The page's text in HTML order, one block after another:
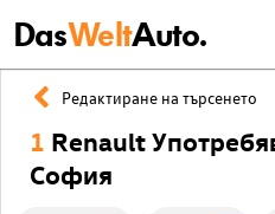
DasWeltAuto.
Редактиране на търсенето
1 Renault
София